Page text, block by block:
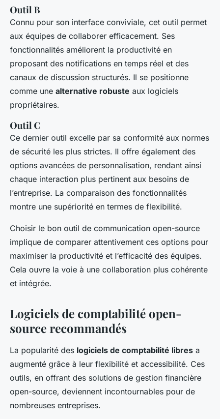
Outil B
Connu pour son interface conviviale, cet outil permet
aux équipes de collaborer efficacement. Ses
fonctionnalités améliorent la productivité en
proposant des notifications en temps réel et des
canaux de discussion structurés. Il se positionne
comme une alternative robuste aux logiciels
propriétaires.
Outil C
Ce dernier outil excelle par sa conformité aux normes
de sécurité les plus strictes. Il offre également des
options avancées de personnalisation, rendant ainsi
chaque interaction plus pertinent aux besoins de
l’entreprise. La comparaison des fonctionnalités
montre une supériorité en termes de flexibilité.
Choisir le bon outil de communication open-source
implique de comparer attentivement ces options pour
maximiser la productivité et l’efficacité des équipes.
Cela ouvre la voie à une collaboration plus cohérente
et intégrée.
Logiciels de comptabilité open-
source recommandés
La popularité des logiciels de comptabilité libres a
augmenté grâce à leur flexibilité et accessibilité. Ces
outils, en offrant des solutions de gestion financière
open-source, deviennent incontournables pour de
nombreuses entreprises.